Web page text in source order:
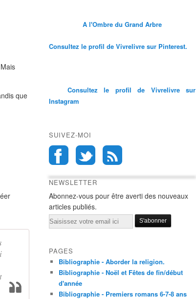
que
A l'Ombre du Grand Arbre
Consultez le profil de Vivrelivre sur Pinterest.
Consultez le profil de Vivrelivre sur
Instagram
SUIVEZ-MOI
NEWSLETTER
Abonnez-vous pour être averti des nouveaux
articles publiés.
Email
PAGES
Bibliographie - Aborder la religion.
Bibliographie - Noël et Fêtes de fin/début
d'année
Bibliographie - Premiers romans 6-7-8 ans